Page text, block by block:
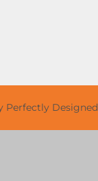
Perfectly Designed